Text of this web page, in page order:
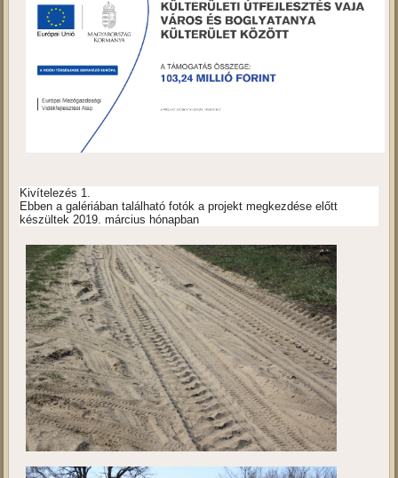
Külterületi útfejlesztés Vaja Város és
Boglyatanya külterület között
Vaja_PROJEKTINFORMÁCIÓ_v1
Kivítelezés 1.
Ebben a galériában található fotók a projekt megkezdése előtt
készültek 2019. március hónapban